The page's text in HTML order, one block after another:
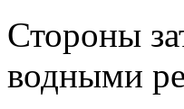
Стороны
водными